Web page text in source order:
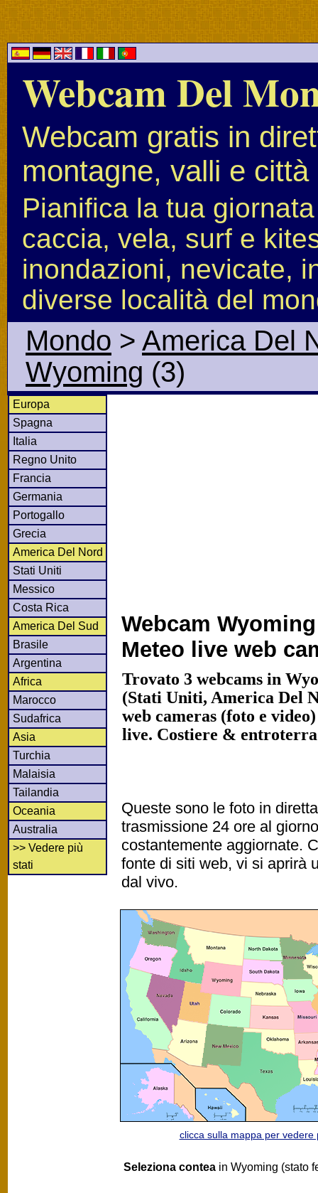
Webcam Del
Webcam gratis in
montagne, valli e città
Pianifica la tua
caccia, vela, surf e
inondazioni, nevicate,
diverse località del
Mondo > America Del
Wyoming (3)
Europa
Spagna
Italia
Regno Unito
Francia
Germania
Portogallo
Grecia
America Del Nord
Stati Uniti
Messico
Costa Rica
America Del Sud
Brasile
Argentina
Africa
Marocco
Sudafrica
Asia
Turchia
Malaisia
Tailandia
Oceania
Australia
>> Vedere più
stati
Webcam
Meteo live web
Trovato 3 webcams in
(Stati Uniti, America Del
web cameras (foto e
live. Costiere & entroterra
Queste sono le foto in
trasmissione 24 ore al
costantemente aggiornate.
fonte di siti web, vi si aprirà
dal vivo.
clicca sulla mappa per vedere
Seleziona contea in Wyoming (stato